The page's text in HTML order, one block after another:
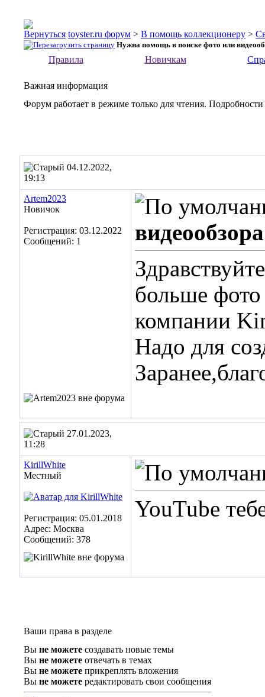
toyster.ru форум > В помощь коллекционеру >
Нужна помощь в поиске фото или
Правила Новичкам
Важная информация
Форум работает в режиме только для чтения.
04.12.2022,
19:13
Artem2023
Новичок
Регистрация: 03.12.2022
Сообщений: 1
больше
компании
Надо для
27.01.2023,
11:28
KirillWhite
Местный
Регистрация: 05.01.2018
Адрес: Москва
Сообщений: 378
YouTube
Ваши права в разделе
Вы не можете создавать новые темы
Вы не можете отвечать в темах
Вы не можете прикреплять вложения
Вы не можете редактировать свои сообщения